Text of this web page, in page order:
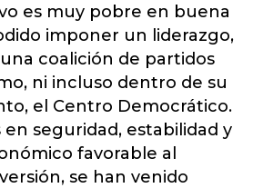
es muy pobre en buena
imponer un liderazgo,
coalición de partidos
ni incluso dentro de su
el Centro Democrático.
en seguridad, estabilidad y
favorable al
se han venido